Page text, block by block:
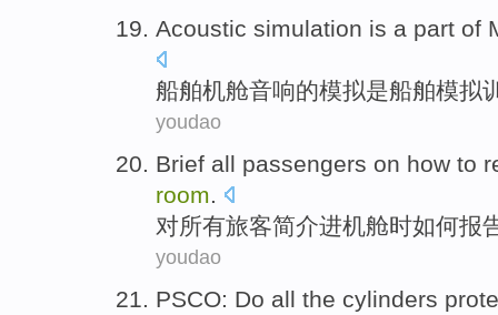
Acoustic simulation is a part of
船舶机舱音响的模拟是船舶模拟
youdao
Brief all passengers on how to
room.
对所有旅客简介进机舱时如何报
youdao
PSCO: Do all the cylinders